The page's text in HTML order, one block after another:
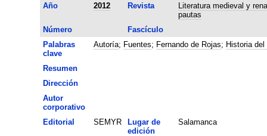
Año
2012 Revista
Literatura medieval y
pautas
Número
Fascículo
Palabras
clave
Autoría; Fuentes; Fernando de Rojas; Historia del
Resumen
Dirección
Autor
corporativo
Editorial
SEMYR
Lugar de
edición
Salamanca